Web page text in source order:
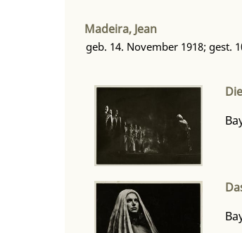
Madeira, Jean
geb. 14. November 1918; gest.